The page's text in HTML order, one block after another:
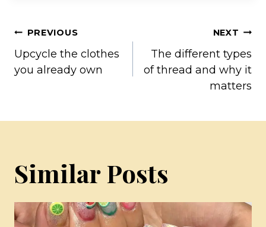
Post
navigation
PREVIOUS
Upcycle the clothes
you already own
NEXT
The different types
of thread and why it
matters
Similar Posts